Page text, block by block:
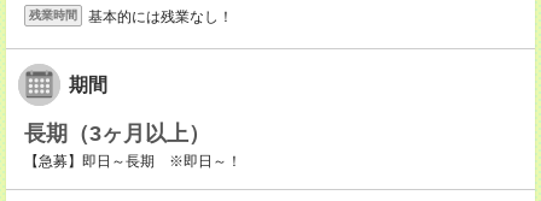
残業時間 基本的には残業なし！
期間
長期（3ヶ月以上）
【急募】即日～長期 ※即日～！